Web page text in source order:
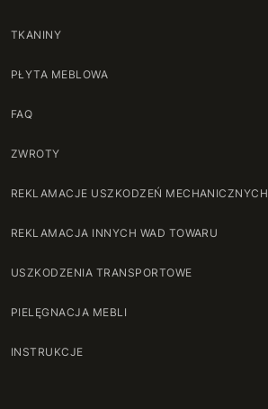
TKANINY
PŁYTA MEBLOWA
FAQ
ZWROTY
REKLAMACJE USZKODZEŃ MECHANICZNYCH
REKLAMACJA INNYCH WAD TOWARU
USZKODZENIA TRANSPORTOWE
PIELĘGNACJA MEBLI
INSTRUKCJE